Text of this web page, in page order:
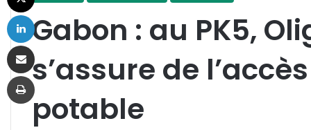
Gabon : au PK5,
s’assure de
potable
Imprimer